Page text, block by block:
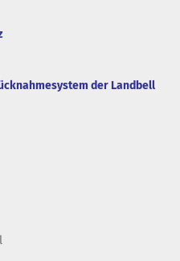
der Landbell